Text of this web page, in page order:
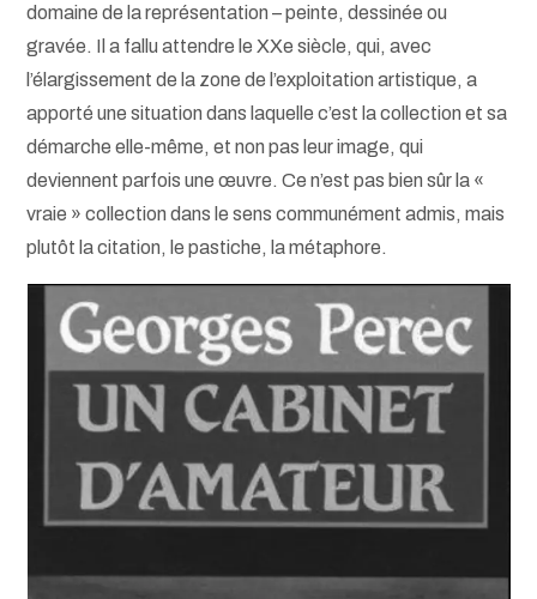
domaine de la représentation – peinte, dessinée ou
gravée. Il a fallu attendre le XXe siècle, qui, avec
l’élargissement de la zone de l’exploitation artistique, a
apporté une situation dans laquelle c’est la collection et sa
démarche elle-même, et non pas leur image, qui
deviennent parfois une œuvre. Ce n’est pas bien sûr la «
vraie » collection dans le sens communément admis, mais
plutôt la citation, le pastiche, la métaphore.